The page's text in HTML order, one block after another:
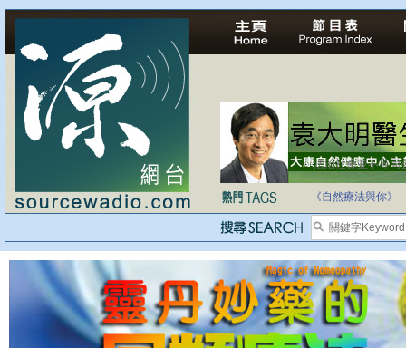
法治社會並不等同
自家教育合法化-
《自然療法與你》